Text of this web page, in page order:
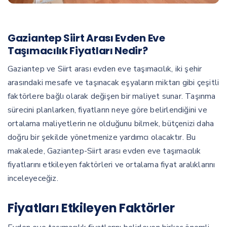
Gaziantep Siirt Arası Evden Eve
Taşımacılık Fiyatları Nedir?
Gaziantep ve Siirt arası evden eve taşımacılık, iki şehir
arasındaki mesafe ve taşınacak eşyaların miktarı gibi çeşitli
faktörlere bağlı olarak değişen bir maliyet sunar. Taşınma
sürecini planlarken, fiyatların neye göre belirlendiğini ve
ortalama maliyetlerin ne olduğunu bilmek, bütçenizi daha
doğru bir şekilde yönetmenize yardımcı olacaktır. Bu
makalede, Gaziantep-Siirt arası evden eve taşımacılık
fiyatlarını etkileyen faktörleri ve ortalama fiyat aralıklarını
inceleyeceğiz.
Fiyatları Etkileyen Faktörler